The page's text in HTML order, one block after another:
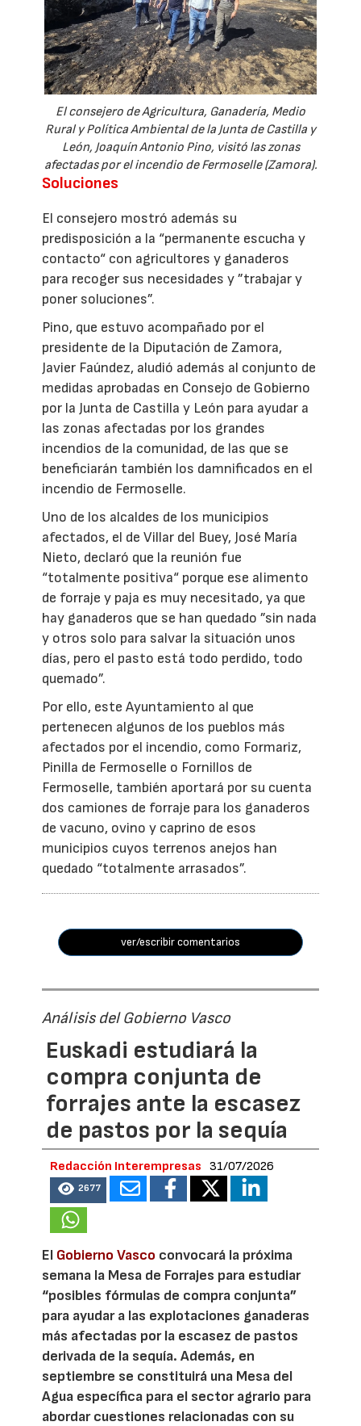
El consejero de Agricultura, Ganadería, Medio
Rural y Política Ambiental de la Junta de Castilla y
León, Joaquín Antonio Pino, visitó las zonas
afectadas por el incendio de Fermoselle (Zamora).
Soluciones
El consejero mostró además su
predisposición a la “permanente escucha y
contacto“ con agricultores y ganaderos
para recoger sus necesidades y ”trabajar y
poner soluciones”.
Pino, que estuvo acompañado por el
presidente de la Diputación de Zamora,
Javier Faúndez, aludió además al conjunto de
medidas aprobadas en Consejo de Gobierno
por la Junta de Castilla y León para ayudar a
las zonas afectadas por los grandes
incendios de la comunidad, de las que se
beneficiarán también los damnificados en el
incendio de Fermoselle.
Uno de los alcaldes de los municipios
afectados, el de Villar del Buey, José María
Nieto, declaró que la reunión fue
“totalmente positiva“ porque ese alimento
de forraje y paja es muy necesitado, ya que
hay ganaderos que se han quedado ”sin nada
y otros solo para salvar la situación unos
días, pero el pasto está todo perdido, todo
quemado”.
Por ello, este Ayuntamiento al que
pertenecen algunos de los pueblos más
afectados por el incendio, como Formariz,
Pinilla de Fermoselle o Fornillos de
Fermoselle, también aportará por su cuenta
dos camiones de forraje para los ganaderos
de vacuno, ovino y caprino de esos
municipios cuyos terrenos anejos han
quedado “totalmente arrasados”.
ver/escribir comentarios
Análisis del Gobierno Vasco
Euskadi estudiará la
compra conjunta de
forrajes ante la escasez
de pastos por la sequía
Redacción Interempresas 31/07/2026
2677
El Gobierno Vasco convocará la próxima
semana la Mesa de Forrajes para estudiar
“posibles fórmulas de compra conjunta”
para ayudar a las explotaciones ganaderas
más afectadas por la escasez de pastos
derivada de la sequía. Además, en
septiembre se constituirá una Mesa del
Agua específica para el sector agrario para
abordar cuestiones relacionadas con su